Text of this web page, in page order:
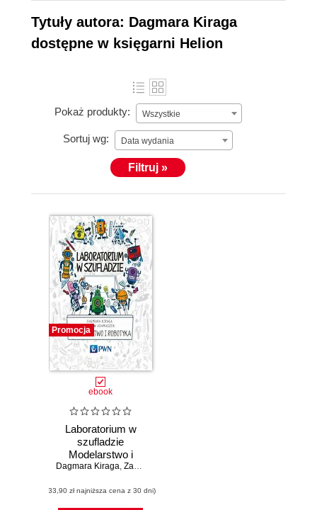
Tytuły autora: Dagmara Kiraga
dostępne w księgarni Helion
Pokaż produkty: Wszystkie
Sortuj wg: Data wydania
Filtruj »
Promocja
ebook
Laboratorium w
szufladzie
Modelarstwo i
robotyka
Dagmara Kiraga, Zasław Adamaszek
(33,90 zł najniższa cena z 30 dni)